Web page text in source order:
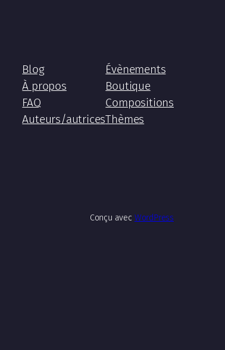
Blog
À propos
FAQ
Auteurs/autrices
Évènements
Boutique
Compositions
Thèmes
Conçu avec WordPress